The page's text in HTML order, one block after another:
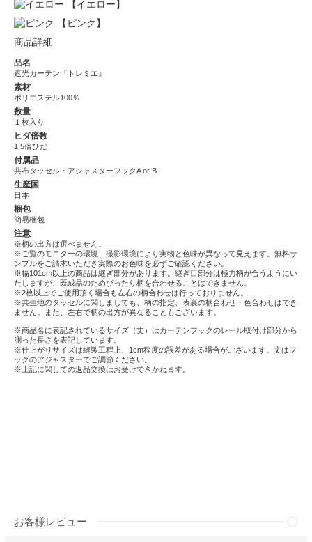
【イエロー】
【ピンク】
商品詳細
品名
遮光カーテン『トレミエ』
素材
ポリエステル100％
数量
１枚入り
ヒダ倍数
1.5倍ひだ
付属品
共布タッセル・アジャスターフックA or B
生産国
日本
梱包
簡易梱包
注意
※柄の出方は選べません。
※ご覧のモニターの環境、撮影環境により実物と色味が異なって見えます。無料サ
ンプルをご請求いただき実際のお色味を必ずご確認ください。
※幅101cm以上の商品は継ぎ部分があります。継ぎ目部分は極力柄が合うようにい
たしますが、既成品のためぴったり柄を合わせることはできません。
※2枚以上でご使用頂く場合も左右の柄合わせは行っておりません。
※共生地のタッセルに関しましても、柄の指定、表裏の柄合わせ・色合わせはでき
ません。また、左右で柄の出方が異なることもございます。
※商品名に表記されているサイズ（丈）はカーテンフックのレール取付け部分から
測った長さを表記しています。
※仕上がりサイズは縫製工程上、1cm程度の誤差がある場合がございます。丈はフ
ックのアジャスターでご調節ください。
※上記に関しての返品交換はお受けできかねます。
お客様レビュー